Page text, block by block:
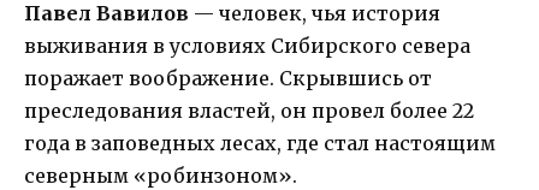
Павел Вавилов — человек, чья история
выживания в условиях Сибирского севера
поражает воображение. Скрывшись от
преследования властей, он провел более 22
года в заповедных лесах, где стал настоящим
северным «робинзоном».